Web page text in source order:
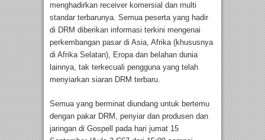
menghadirkan receiver komersial dan multi
standar terbarunya. Semua peserta yang hadir
di DRM diberikan informasi terkini mengenai
perkembangan pasar di Asia, Afrika (khususnya
di Afrika Selatan), Eropa dan belahan dunia
lainnya, tak terkecuali pengguna yang telah
menyiarkan siaran DRM terbaru.
Semua yang berminat diundang untuk bertemu
dengan pakar DRM, penyiar dan produsen dan
jaringan di Gospell pada hari jumat 15